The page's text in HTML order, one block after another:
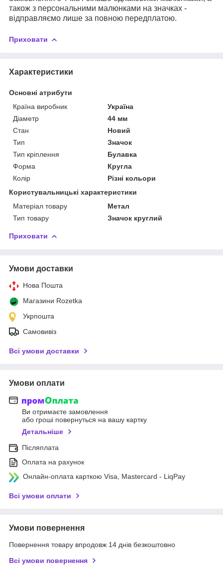
також з персональними малюнками на значках -
відправляємо лише за повною передплатою.
Приховати
Характеристики
Основні атрибути
Країна виробник
Україна
Діаметр
44 мм
Стан
Новий
Тип
Значок
Тип кріплення
Булавка
Форма
Кругла
Колір
Різні кольори
Користувальницькі характеристики
Матеріал товару
Метал
Тип товару
Значок круглий
Приховати
Умови доставки
Нова Пошта
Магазини Rozetka
Укрпошта
Самовивіз
Всі умови доставки
Умови оплати
Ви отримаєте замовлення
або гроші повернуться на вашу картку
Детальніше
Післяплата
Оплата на рахунок
Онлайн-оплата карткою Visa, Mastercard - LiqPay
Всі умови оплати
Умови повернення
Повернення товару впродовж 14 днів безкоштовно
Всі умови повернення